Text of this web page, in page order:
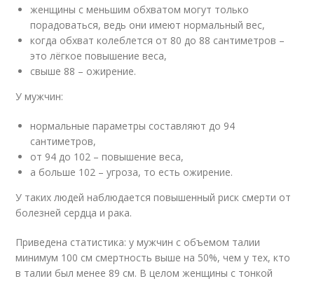
женщины с меньшим обхватом могут только
порадоваться, ведь они имеют нормальный вес,
когда обхват колеблется от 80 до 88 сантиметров –
это лёгкое повышение веса,
свыше 88 – ожирение.
У мужчин:
нормальные параметры составляют до 94
сантиметров,
от 94 до 102 – повышение веса,
а больше 102 – угроза, то есть ожирение.
У таких людей наблюдается повышенный риск смерти от
болезней сердца и рака.
Приведена статистика: у мужчин с объемом талии
минимум 100 см смертность выше на 50%, чем у тех, кто
в талии был менее 89 см. В целом женщины с тонкой